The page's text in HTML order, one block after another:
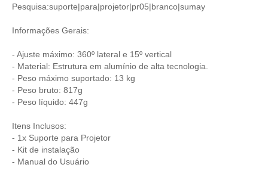
Pesquisa:suporte|para|projetor|pr05|branco|sumay
Informações Gerais:
- Ajuste máximo: 360º lateral e 15º vertical
- Material: Estrutura em alumínio de alta tecnologia.
- Peso máximo suportado: 13 kg
- Peso bruto: 817g
- Peso líquido: 447g
Itens Inclusos:
- 1x Suporte para Projetor
- Kit de instalação
- Manual do Usuário